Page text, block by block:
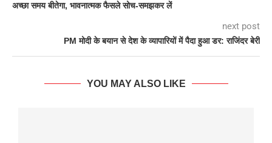
अच्छा समय बीतेगा, भावनात्मक फैसले सोच-समझकर लें
next post
PM मोदी के बयान से देश के व्यापारियों में पैदा हुआ डर: राजिंदर बेरी
YOU MAY ALSO LIKE